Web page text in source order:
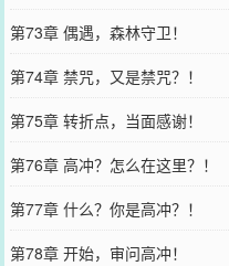
第73章 偶遇，森林守卫！
第74章 禁咒，又是禁咒？！
第75章 转折点，当面感谢！
第76章 高冲？怎么在这里？！
第77章 什么？你是高冲？！
第78章 开始，审问高冲！